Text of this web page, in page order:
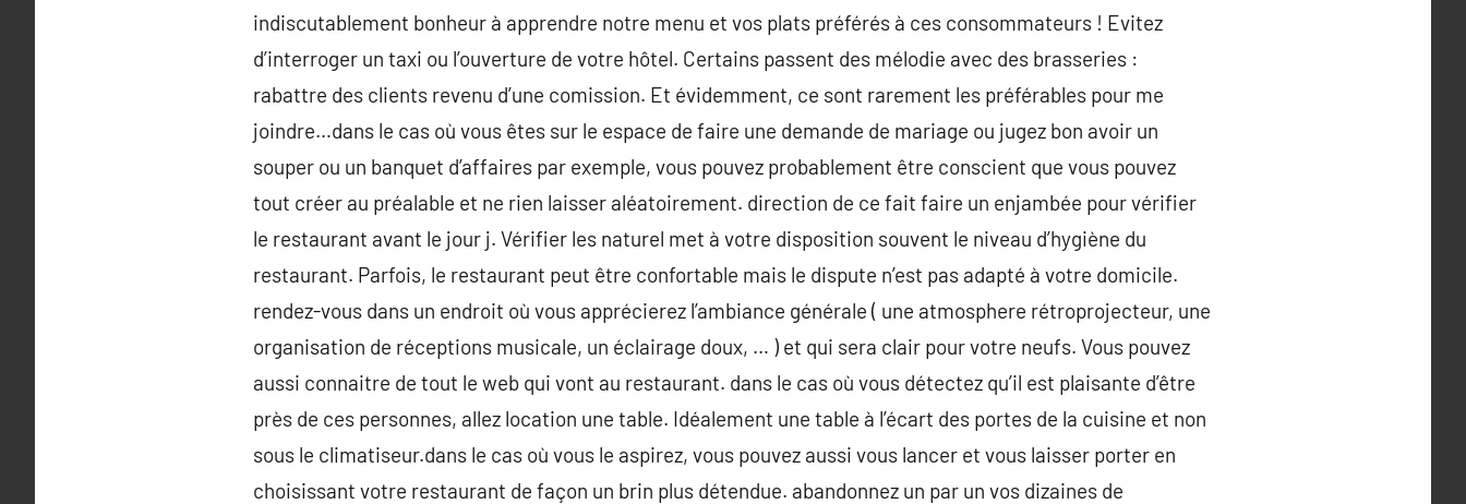
indiscutablement bonheur à apprendre notre menu et vos plats préférés à ces consommateurs ! Evitez
d’interroger un taxi ou l’ouverture de votre hôtel. Certains passent des mélodie avec des brasseries :
rabattre des clients revenu d’une comission. Et évidemment, ce sont rarement les préférables pour me
joindre…dans le cas où vous êtes sur le espace de faire une demande de mariage ou jugez bon avoir un
souper ou un banquet d’affaires par exemple, vous pouvez probablement être conscient que vous pouvez
tout créer au préalable et ne rien laisser aléatoirement. direction de ce fait faire un enjambée pour vérifier
le restaurant avant le jour j. Vérifier les naturel met à votre disposition souvent le niveau d’hygiène du
restaurant. Parfois, le restaurant peut être confortable mais le dispute n’est pas adapté à votre domicile.
rendez-vous dans un endroit où vous apprécierez l’ambiance générale ( une atmosphere rétroprojecteur, une
organisation de réceptions musicale, un éclairage doux, … ) et qui sera clair pour votre neufs. Vous pouvez
aussi connaitre de tout le web qui vont au restaurant. dans le cas où vous détectez qu’il est plaisante d’être
près de ces personnes, allez location une table. Idéalement une table à l’écart des portes de la cuisine et non
sous le climatiseur.dans le cas où vous le aspirez, vous pouvez aussi vous lancer et vous laisser porter en
choisissant votre restaurant de façon un brin plus détendue. abandonnez un par un vos dizaines de